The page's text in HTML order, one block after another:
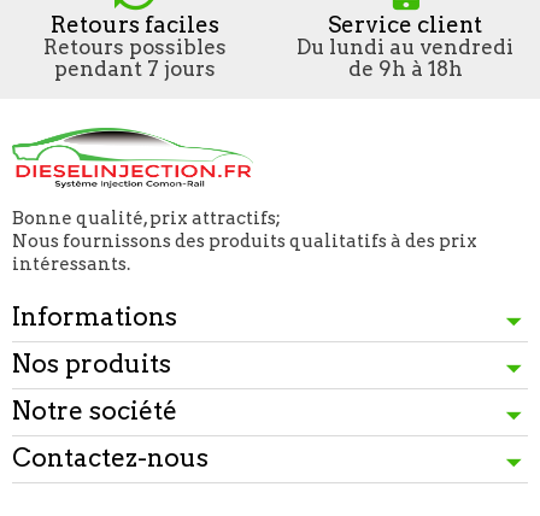
Retours faciles
Retours possibles
pendant 7 jours
Service client
Du lundi au vendredi
de 9h à 18h
Bonne qualité, prix attractifs;
Nous fournissons des produits qualitatifs à des prix
intéressants.
Informations
Nos produits
Notre société
Contactez-nous